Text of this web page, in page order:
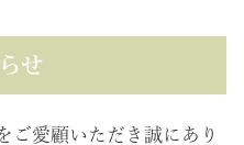
せ
ご愛顧いただき誠にあり